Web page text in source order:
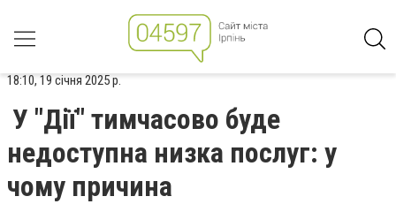
18:10, 19 січня 2025 р.
У "Дії" тимчасово буде
недоступна низка послуг: у
чому причина